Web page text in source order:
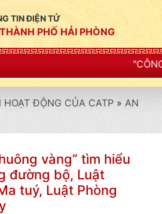
TIN ĐIỆN TỬ
PHỐ HẢI PHÒNG
"CÔNG AN THÀNH
HOẠT ĐỘNG CỦA CATP » AN
vàng” tìm hiểu
đường bộ, Luật
tuý, Luật Phòng